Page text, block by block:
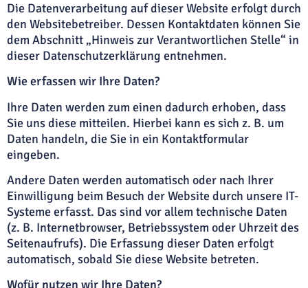
Die Datenverarbeitung auf dieser Website erfolgt durch
den Websitebetreiber. Dessen Kontaktdaten können Sie
dem Abschnitt „Hinweis zur Verantwortlichen Stelle“ in
dieser Datenschutzerklärung entnehmen.
Wie erfassen wir Ihre Daten?
Ihre Daten werden zum einen dadurch erhoben, dass
Sie uns diese mitteilen. Hierbei kann es sich z. B. um
Daten handeln, die Sie in ein Kontaktformular
eingeben.
Andere Daten werden automatisch oder nach Ihrer
Einwilligung beim Besuch der Website durch unsere IT-
Systeme erfasst. Das sind vor allem technische Daten
(z. B. Internetbrowser, Betriebssystem oder Uhrzeit des
Seitenaufrufs). Die Erfassung dieser Daten erfolgt
automatisch, sobald Sie diese Website betreten.
Wofür nutzen wir Ihre Daten?